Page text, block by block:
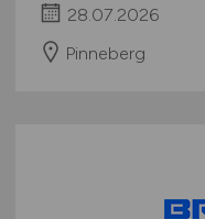
28.07.2026
Pinneberg